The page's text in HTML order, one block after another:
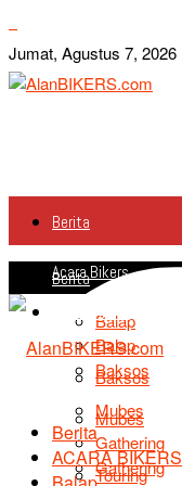
Jumat, Agustus 7, 2026
Berita
Acara Bikers
Balap
Baksos
Mubes
Gathering
Berita
Acara Bikers
Balap
Baksos
Mubes
Gathering
Touring
Berita
ACARA BIKERS